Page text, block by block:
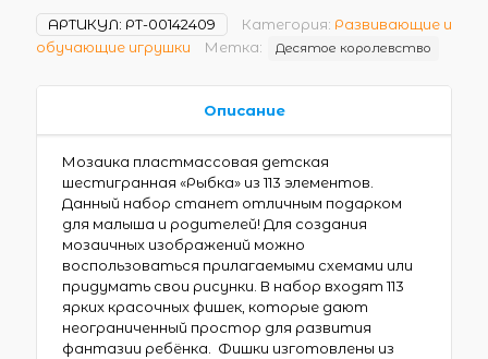
АРТИКУЛ: РТ-00142409 Категория: Развивающие и
обучающие игрушки
Метка: Десятое королевство
Описание
Мозаика пластмассовая детская
шестигранная «Рыбка» из 113 элементов.
Данный набор станет отличным подарком
для малыша и родителей! Для создания
мозаичных изображений можно
воспользоваться прилагаемыми схемами или
придумать свои рисунки. В набор входят 113
ярких красочных фишек, которые дают
неограниченный простор для развития
фантазии ребёнка. Фишки изготовлены из